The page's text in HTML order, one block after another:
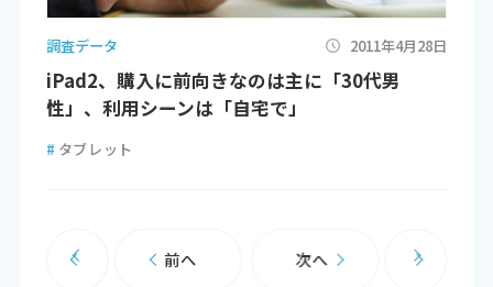
調査データ 2011年4月28日
iPad2、購入に前向きなのは主に「30代男
性」、利用シーンは「自宅で」
# タブレット
前へ 次へ